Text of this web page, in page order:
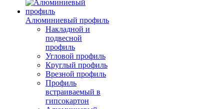
Алюминиевый профиль
Накладной и
подвесной
профиль
Угловой профиль
Круглый профиль
Врезной профиль
Профиль
встраиваемый в
гипсокартон